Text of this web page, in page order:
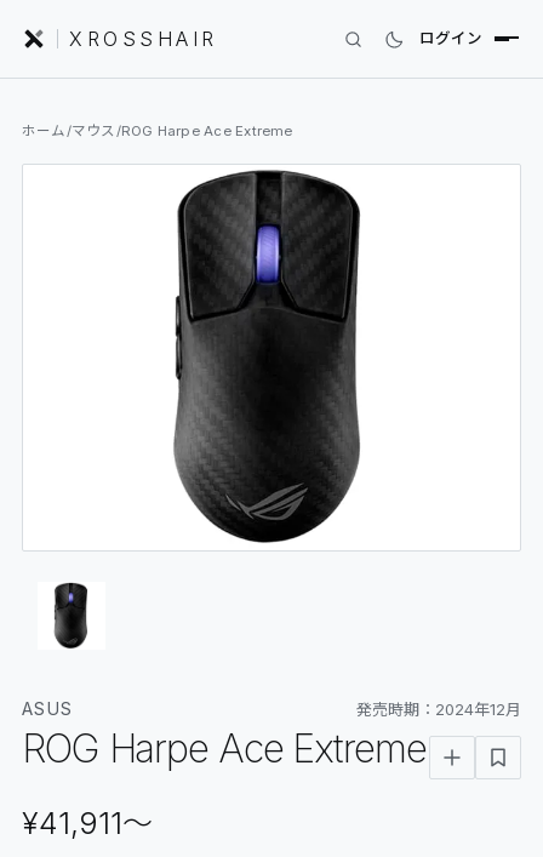
XROSSHAIR ログイン
編集部レビュー
セットアップ
マイページ
ホーム/マウス /ROG Harpe Ace Extreme
ASUS 発売時期： 2024年12月
ROG Harpe Ace Extreme
¥41,911〜